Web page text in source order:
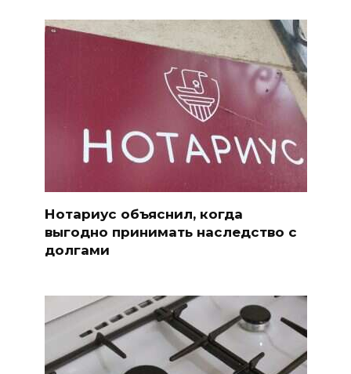
Нотариус объяснил, когда
выгодно принимать наследство с
долгами